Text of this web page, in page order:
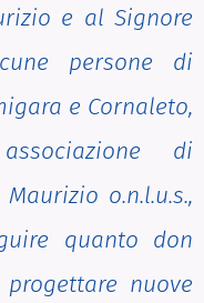
e al Signore
persone di
e Cornaleto,
di
o.n.l.u.s.,
quanto don
nuove